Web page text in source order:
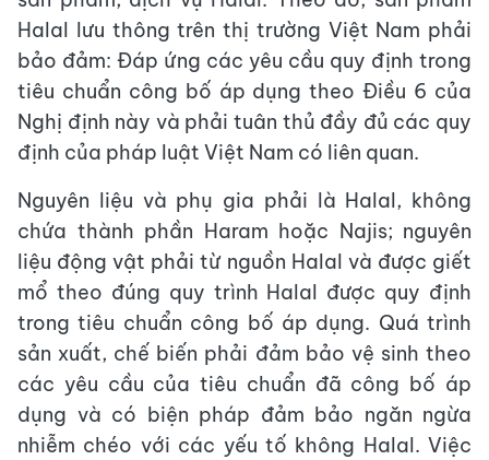
Halal lưu thông trên thị trường Việt Nam phải
bảo đảm: Đáp ứng các yêu cầu quy định trong
tiêu chuẩn công bố áp dụng theo Điều 6 của
Nghị định này và phải tuân thủ đầy đủ các quy
định của pháp luật Việt Nam có liên quan.
Nguyên liệu và phụ gia phải là Halal, không
chứa thành phần Haram hoặc Najis; nguyên
liệu động vật phải từ nguồn Halal và được giết
mổ theo đúng quy trình Halal được quy định
trong tiêu chuẩn công bố áp dụng. Quá trình
sản xuất, chế biến phải đảm bảo vệ sinh theo
các yêu cầu của tiêu chuẩn đã công bố áp
dụng và có biện pháp đảm bảo ngăn ngừa
nhiễm chéo với các yếu tố không Halal. Việc